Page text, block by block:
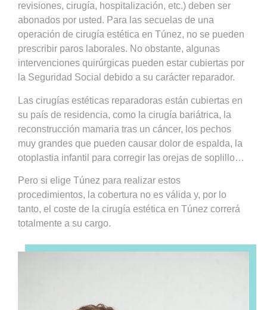
revisiones, cirugía, hospitalización, etc.) deben ser
abonados por usted. Para las secuelas de una
operación de cirugía estética en Túnez, no se pueden
prescribir paros laborales. No obstante, algunas
intervenciones quirúrgicas pueden estar cubiertas por
la Seguridad Social debido a su carácter reparador.
Las cirugías estéticas reparadoras están cubiertas en
su país de residencia, como la cirugía bariátrica, la
reconstrucción mamaria tras un cáncer, los pechos
muy grandes que pueden causar dolor de espalda, la
otoplastia infantil para corregir las orejas de soplillo…
Pero si elige Túnez para realizar estos
procedimientos, la cobertura no es válida y, por lo
tanto, el coste de la cirugía estética en Túnez correrá
totalmente a su cargo.